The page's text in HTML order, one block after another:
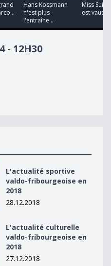
Hans Kossmann
n'est plus
l'entraîne...
Miss
est
- 12H30
valdo-fribourgeoise en 2018
L'actualité sportive
valdo-fribourgeoise en
2018
28.12.2018
valdo-fribourgeoise en
L'actualité culturelle
valdo-fribourgeoise en
2018
27.12.2018